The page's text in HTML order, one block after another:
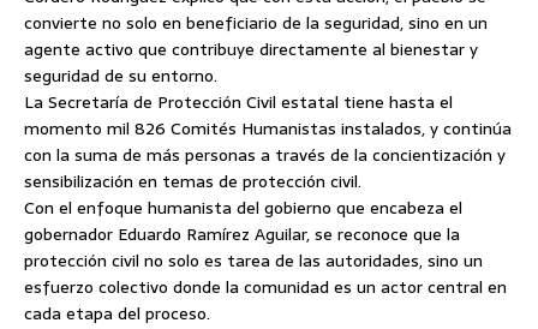
convierte no solo en beneficiario de la seguridad, sino en un
agente activo que contribuye directamente al bienestar y
seguridad de su entorno.
La Secretaría de Protección Civil estatal tiene hasta el
momento mil 826 Comités Humanistas instalados, y continúa
con la suma de más personas a través de la concientización y
sensibilización en temas de protección civil.
Con el enfoque humanista del gobierno que encabeza el
gobernador Eduardo Ramírez Aguilar, se reconoce que la
protección civil no solo es tarea de las autoridades, sino un
esfuerzo colectivo donde la comunidad es un actor central en
cada etapa del proceso.